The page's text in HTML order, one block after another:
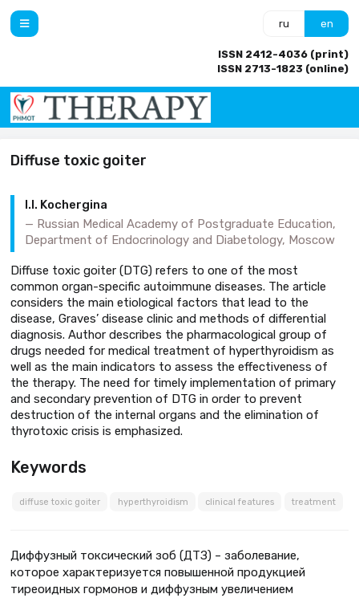
ru en
ISSN 2412-4036 (print)
ISSN 2713-1823 (online)
Diffuse toxic goiter
I.I. Kochergina
Russian Medical Academy of Postgraduate Education,
Department of Endocrinology and Diabetology, Moscow
Diffuse toxic goiter (DTG) refers to one of the most
common organ-specific autoimmune diseases. The article
considers the main etiological factors that lead to the
disease, Graves’ disease clinic and methods of differential
diagnosis. Author describes the pharmacological group of
drugs needed for medical treatment of hyperthyroidism as
well as the main indicators to assess the effectiveness of
the therapy. The need for timely implementation of primary
and secondary prevention of DTG in order to prevent
destruction of the internal organs and the elimination of
thyrotoxic crisis is emphasized.
Keywords
diffuse toxic goiter hyperthyroidism clinical features treatment
Диффузный токсический зоб (ДТЗ) – заболевание,
которое характеризуется повышенной продукцией
тиреоидных гормонов и диффузным увеличением